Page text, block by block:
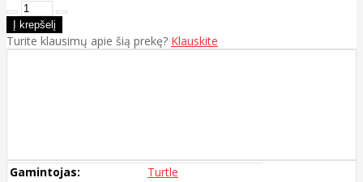
Turite klausimų apie šią prekę? Klauskite
Gamintojas:
Turtle